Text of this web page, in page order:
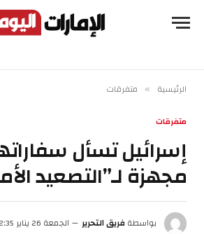
الرئيسية » متفرقات
متفرقات
إسرائيل تسأل
مجهزة لـ”التصعيد
بواسطةفريق التحرير
الجمعة 26 يناير 12:35 ص